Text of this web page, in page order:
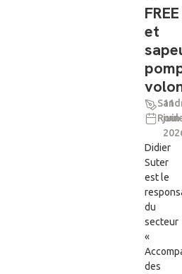
FREE
et
11
juin
Didier
Suter
est le
du
secteur
«
des